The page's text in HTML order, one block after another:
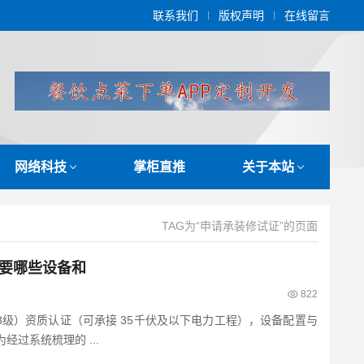
联系我们 版权声明 在线留言
网络科技 掌柜直推 关于本站
TAG为“申请承装修试证”的页面
哪些设备和
822
）资质认证（可承接 35千伏及以下电力工程），设备配置与
过系统梳理的 ...